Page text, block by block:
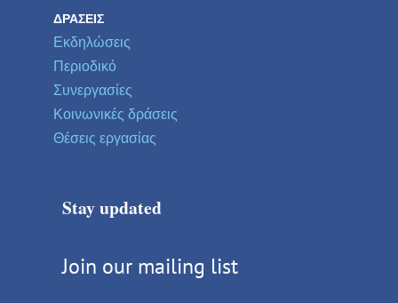
ΔΡΆΣΕΙΣ
Εκδηλώσεις
Περιοδικό
Συνεργασίες
Κοινωνικές δράσεις
Θέσεις εργασίας
Stay updated
Join our mailing list